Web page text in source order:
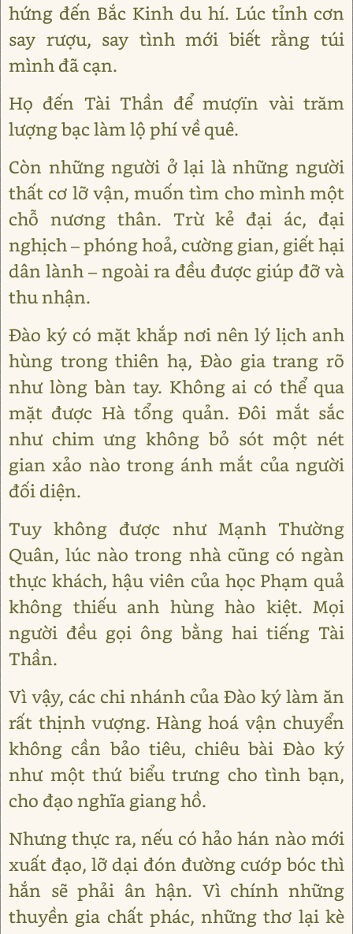
hứng đến Bắc Kinh du hí. Lúc tỉnh cơn
say rượu, say tình mới biết rằng túi
mình đã cạn.
Họ đến Tài Thần để mượïn vài trăm
lượng bạc làm lộ phí về quê.
Còn những người ở lại là những người
thất cơ lỡ vận, muốn tìm cho mình một
chỗ nương thân. Trừ kẻ đại ác, đại
nghịch – phóng hoả, cường gian, giết hại
dân lành – ngoài ra đều được giúp đỡ và
thu nhận.
Đào ký có mặt khắp nơi nên lý lịch anh
hùng trong thiên hạ, Đào gia trang rõ
như lòng bàn tay. Không ai có thể qua
mặt được Hà tổng quản. Đôi mắt sắc
như chim ưng không bỏ sót một nét
gian xảo nào trong ánh mắt của người
đối diện.
Tuy không được như Mạnh Thường
Quân, lúc nào trong nhà cũng có ngàn
thực khách, hậu viên của học Phạm quả
không thiếu anh hùng hào kiệt. Mọi
người đều gọi ông bằng hai tiếng Tài
Thần.
Vì vậy, các chi nhánh của Đào ký làm ăn
rất thịnh vượng. Hàng hoá vận chuyển
không cần bảo tiêu, chiêu bài Đào ký
như một thứ biểu trưng cho tình bạn,
cho đạo nghĩa giang hồ.
Nhưng thực ra, nếu có hảo hán nào mới
xuất đạo, lỡ dại đón đường cướp bóc thì
hắn sẽ phải ân hận. Vì chính những
thuyền gia chất phác, những thơ lại kè